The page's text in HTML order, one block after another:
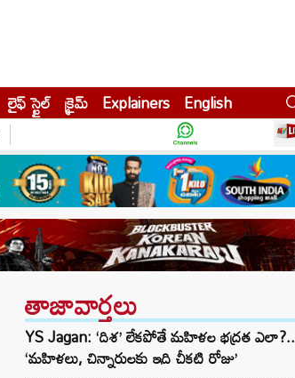
లైఫ్ స్టైల్ క్రైమ్ Explainers English
తాజావార్తలు
YS Jagan: ‘దిశ’ లేకపోతే మహిళల భద్రత ఎలా?..
‘మహిళలు, చిన్నారులకు ఇది చీకటి రోజు’